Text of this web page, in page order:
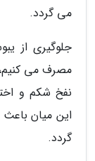
می گردد.
جلوگیری از
مصرف می
نفخ شکم و
این میان
گردد.